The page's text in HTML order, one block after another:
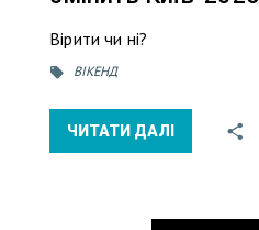
Вірити чи ні?
ВІКЕНД
ЧИТАТИ ДАЛІ